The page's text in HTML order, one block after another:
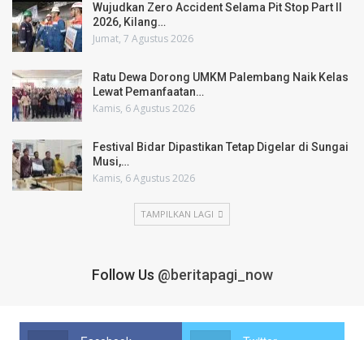
Wujudkan Zero Accident Selama Pit Stop Part II
2026, Kilang…
Jumat, 7 Agustus 2026
Ratu Dewa Dorong UMKM Palembang Naik Kelas
Lewat Pemanfaatan…
Kamis, 6 Agustus 2026
Festival Bidar Dipastikan Tetap Digelar di Sungai
Musi,…
Kamis, 6 Agustus 2026
TAMPILKAN LAGI
Follow Us @beritapagi_now